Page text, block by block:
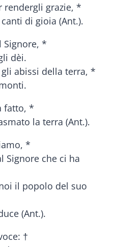
rendergli grazie, *
di gioia (Ant.).
Signore, *
dèi.
abissi della terra, *
fatto, *
la terra (Ant.).
*
Signore che ci ha
il popolo del suo
(Ant.).
†